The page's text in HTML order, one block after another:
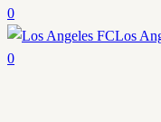
0
Los
0